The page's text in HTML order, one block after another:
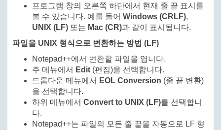
프로그램 창의 오른쪽 하단에서 현재 줄 끝 표시를
볼 수 있습니다. 예를 들어 Windows (CRLF),
UNIX (LF) 또는 Mac (CR)과 같이 표시됩니다.
파일을 UNIX 형식으로 변환하는 방법 (LF)
Notepad++에서 변환할 파일을 엽니다.
주 메뉴에서 Edit (편집)을 선택합니다.
드롭다운 메뉴에서 EOL Conversion (줄 끝 변환)
을 선택합니다.
하위 메뉴에서 Convert to UNIX (LF)를 선택합니
다.
Notepad++는 파일의 모든 줄 끝을 자동으로 LF 형